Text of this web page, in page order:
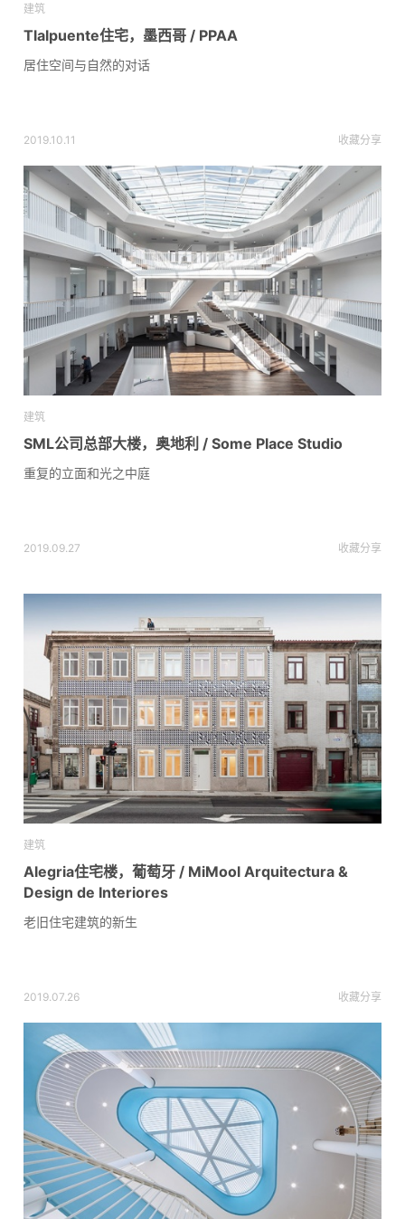
建筑
Tlalpuente住宅，墨西哥 / PPAA
居住空间与自然的对话
2019.10.11 收藏分享
建筑
SML公司总部大楼，奥地利 / Some Place Studio
重复的立面和光之中庭
2019.09.27 收藏分享
建筑
Alegria住宅楼，葡萄牙 / MiMool Arquitectura &
Design de Interiores
老旧住宅建筑的新生
2019.07.26 收藏分享